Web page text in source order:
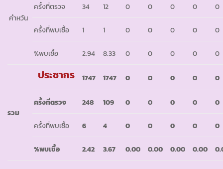
คำหวัน
ครั้งที่ตรวจ 34 12 0 0 0 0 0
ครั้งที่พบเชื้อ 1 1 0 0 0 0 0
%พบเชื้อ 2.94 8.33 0 0 0 0 0
รวม
ประชากร 1747 1747 0 0 0 0 0
ครั้งที่ตรวจ 248 109 0 0 0 0 0
ครั้งที่พบเชื้อ 6 4 0 0 0 0 0
%พบเชื้อ 2.42 3.67 0.00 0.00 0.00 0.00